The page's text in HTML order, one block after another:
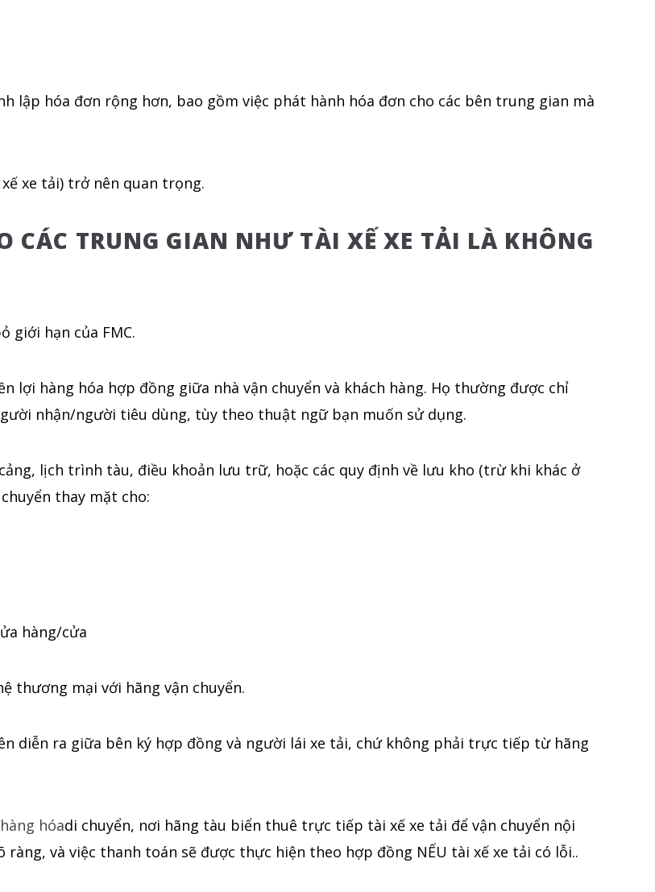
lập hóa đơn rộng hơn, bao gồm việc phát hành hóa đơn cho các bên trung gian mà
xe tải) trở nên quan trọng.
CÁC TRUNG GIAN NHƯ TÀI XẾ XE TẢI LÀ KHÔNG
giới hạn của FMC.
lợi hàng hóa hợp đồng giữa nhà vận chuyển và khách hàng. Họ thường được chỉ
nhận/người tiêu dùng, tùy theo thuật ngữ bạn muốn sử dụng.
lịch trình tàu, điều khoản lưu trữ, hoặc các quy định về lưu kho (trừ khi khác ở
thay mặt cho:
hàng/cửa
thương mại với hãng vận chuyển.
diễn ra giữa bên ký hợp đồng và người lái xe tải, chứ không phải trực tiếp từ hãng
hóadi chuyển, nơi hãng tàu biển thuê trực tiếp tài xế xe tải để vận chuyển nội
và việc thanh toán sẽ được thực hiện theo hợp đồng NẾU tài xế xe tải có lỗi..